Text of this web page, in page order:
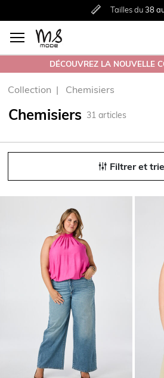
Livraisongratuiteà
Tailles du38
Retourgratuit en
DÉCOUVREZ LA NOUVELLE
Collection Chemisiers
Chemisiers 31 articles
Filtrer et